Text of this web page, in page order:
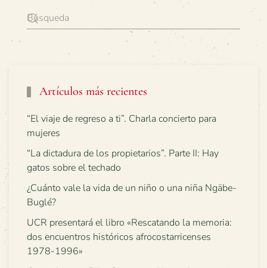
Artículos más recientes
“El viaje de regreso a ti”. Charla concierto para
mujeres
“La dictadura de los propietarios”. Parte II: Hay
gatos sobre el techado
¿Cuánto vale la vida de un niño o una niña Ngäbe-
Buglé?
UCR presentará el libro «Rescatando la memoria:
dos encuentros históricos afrocostarricenses
1978-1996»